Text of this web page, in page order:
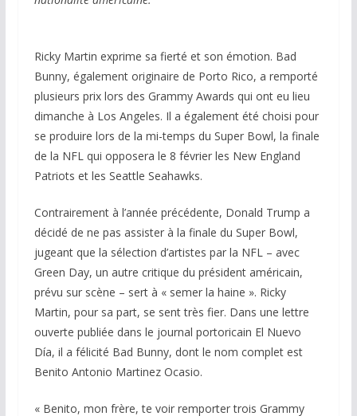
Ricky Martin exprime sa fierté et son émotion. Bad
Bunny, également originaire de Porto Rico, a remporté
plusieurs prix lors des Grammy Awards qui ont eu lieu
dimanche à Los Angeles. Il a également été choisi pour
se produire lors de la mi-temps du Super Bowl, la finale
de la NFL qui opposera le 8 février les New England
Patriots et les Seattle Seahawks.
Contrairement à l’année précédente, Donald Trump a
décidé de ne pas assister à la finale du Super Bowl,
jugeant que la sélection d’artistes par la NFL – avec
Green Day, un autre critique du président américain,
prévu sur scène – sert à « semer la haine ». Ricky
Martin, pour sa part, se sent très fier. Dans une lettre
ouverte publiée dans le journal portoricain El Nuevo
Día, il a félicité Bad Bunny, dont le nom complet est
Benito Antonio Martinez Ocasio.
« Benito, mon frère, te voir remporter trois Grammy